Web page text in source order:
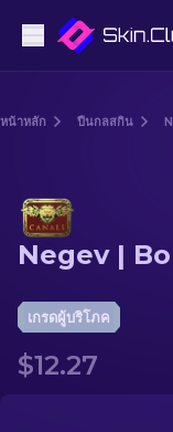
ปืนไรเฟิล
ปืนไรเฟิลซุ่มยิง
มีด
ถุงมือ
หน้าหลัก ปืนกลสกิน
Negev |
เกรดผู้บริโภค
$12.27